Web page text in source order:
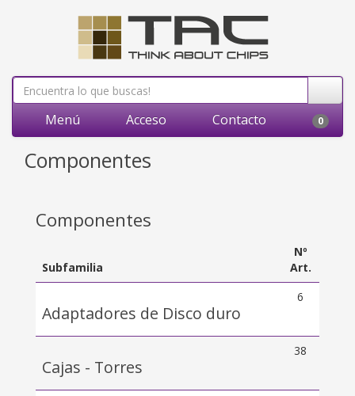
Menú Acceso Contacto 0
Componentes
Componentes
Subfamilia
Nº
Art.
Adaptadores de Disco duro
6
Cajas - Torres
38